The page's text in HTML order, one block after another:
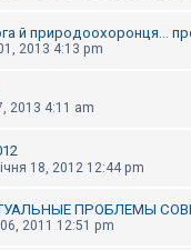
й природоохоронця...
2013 4:13 pm
2013 4:11 am
18, 2012 12:44 pm
ПРОБЛЕМЫ
06, 2011 12:51 pm